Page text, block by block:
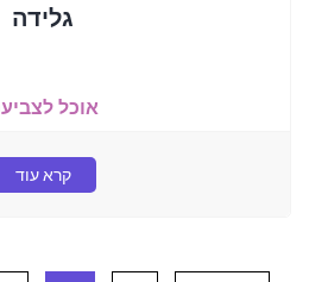
גלידה
אוכל
קרא עוד